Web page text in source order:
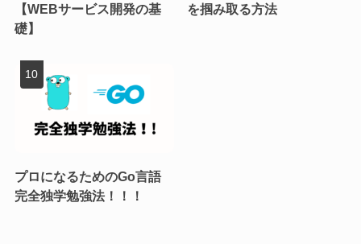
【WEBサービス開発の基
礎】
を掴み取る方法
プロになるためのGo言語
完全独学勉強法！！！